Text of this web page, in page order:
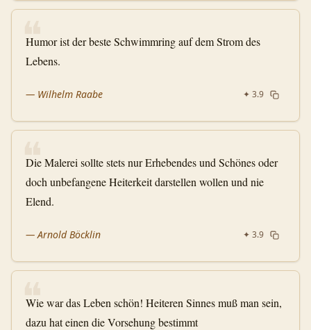
❝
Humor ist der beste Schwimmring auf dem Strom des
Lebens.
— Wilhelm Raabe ✦ 3.9
❝
Die Malerei sollte stets nur Erhebendes und Schönes oder
doch unbefangene Heiterkeit darstellen wollen und nie
Elend.
—Arnold Böcklin ✦ 3.9
❝
Wie war das Leben schön! Heiteren Sinnes muß man sein,
dazu hat einen die Vorsehung bestimmt